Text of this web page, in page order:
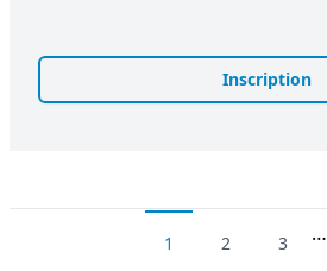
Inscription
1 2 3 …